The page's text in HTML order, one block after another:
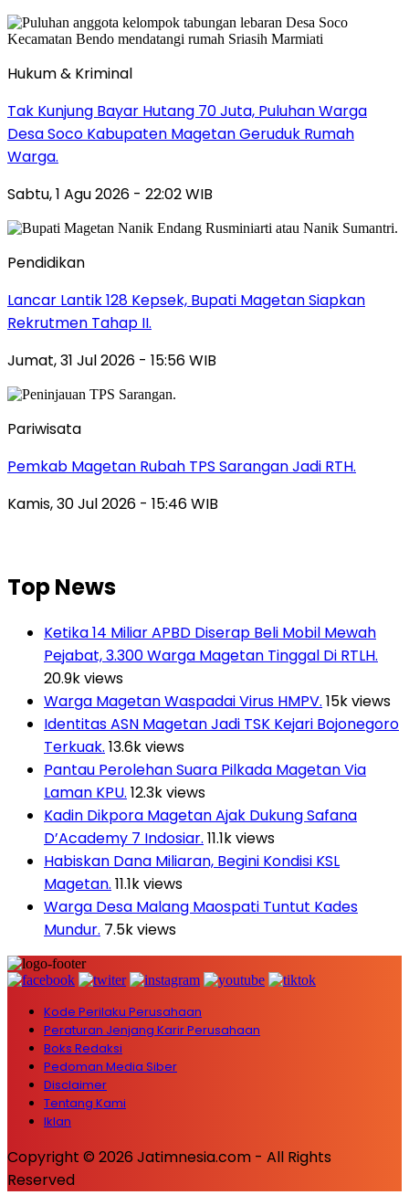
Hukum & Kriminal
Tak Kunjung Bayar Hutang 70 Juta, Puluhan Warga
Desa Soco Kabupaten Magetan Geruduk Rumah
Warga.
Sabtu, 1 Agu 2026 - 22:02 WIB
Pendidikan
Lancar Lantik 128 Kepsek, Bupati Magetan Siapkan
Rekrutmen Tahap II.
Jumat, 31 Jul 2026 - 15:56 WIB
Pariwisata
Pemkab Magetan Rubah TPS Sarangan Jadi RTH.
Kamis, 30 Jul 2026 - 15:46 WIB
Top News
Ketika 14 Miliar APBD Diserap Beli Mobil Mewah
Pejabat, 3.300 Warga Magetan Tinggal Di RTLH.
20.9k views
Warga Magetan Waspadai Virus HMPV. 15k views
Identitas ASN Magetan Jadi TSK Kejari Bojonegoro
Terkuak. 13.6k views
Pantau Perolehan Suara Pilkada Magetan Via
Laman KPU. 12.3k views
Kadin Dikpora Magetan Ajak Dukung Safana
D’Academy 7 Indosiar. 11.1k views
Habiskan Dana Miliaran, Begini Kondisi KSL
Magetan. 11.1k views
Warga Desa Malang Maospati Tuntut Kades
Mundur. 7.5k views
Kode Perilaku Perusahaan
Peraturan Jenjang Karir Perusahaan
Boks Redaksi
Pedoman Media Siber
Disclaimer
Tentang Kami
Iklan
Copyright © 2026 Jatimnesia.com - All Rights
Reserved